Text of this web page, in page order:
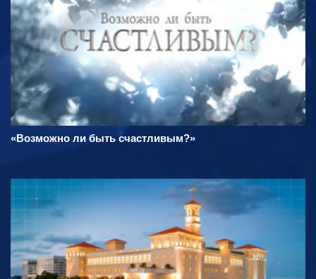
«Возможно ли быть счастливым?»